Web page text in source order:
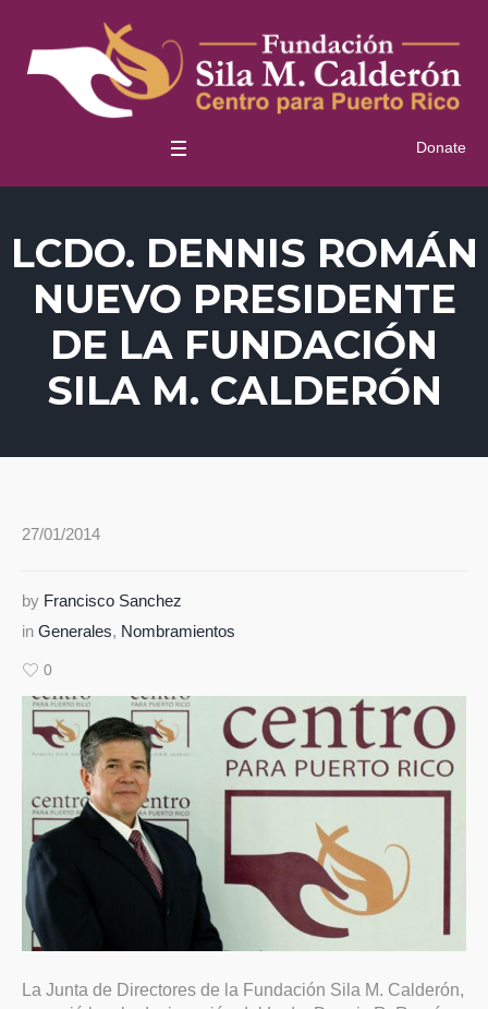
Donate
LCDO. DENNIS ROMÁN
NUEVO PRESIDENTE
DE LA FUNDACIÓN
SILA M. CALDERÓN
27/01/2014
by Francisco Sanchez
in Generales, Nombramientos
0
La Junta de Directores de la Fundación Sila M. Calderón,